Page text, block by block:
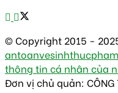
© Copyright 2015 -
thông tin cá nhân của
Đơn vị chủ quản: CÔNG